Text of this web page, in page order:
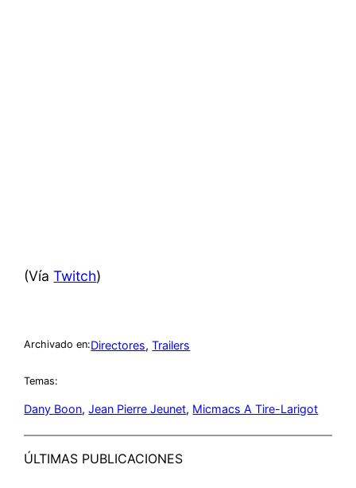
(VíaTwitch)
Archivado en:Directores, Trailers
Temas:
Dany Boon, Jean Pierre Jeunet, Micmacs A Tire-Larigot
ÚLTIMAS PUBLICACIONES